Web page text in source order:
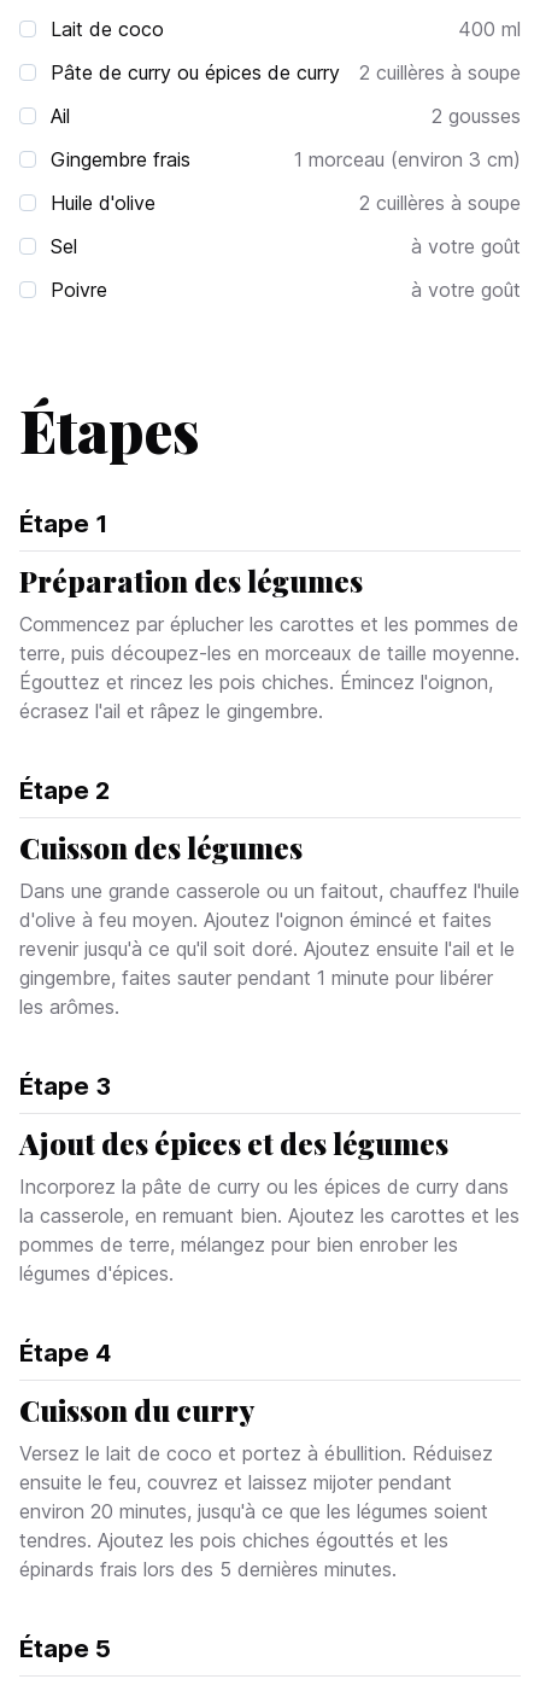
Lait de coco
400 ml
Pâte de curry ou épices de curry
2 cuillères à soupe
Ail
2 gousses
Gingembre frais
1 morceau (environ 3 cm)
Huile d'olive
2 cuillères à soupe
Sel
à votre goût
Poivre
à votre goût
Étapes
Étape 1
Préparation des légumes
Commencez par éplucher les carottes et les pommes de
terre, puis découpez-les en morceaux de taille moyenne.
Égouttez et rincez les pois chiches. Émincez l'oignon,
écrasez l'ail et râpez le gingembre.
Étape 2
Cuisson des légumes
Dans une grande casserole ou un faitout, chauffez l'huile
d'olive à feu moyen. Ajoutez l'oignon émincé et faites
revenir jusqu'à ce qu'il soit doré. Ajoutez ensuite l'ail et le
gingembre, faites sauter pendant 1 minute pour libérer
les arômes.
Étape 3
Ajout des épices et des légumes
Incorporez la pâte de curry ou les épices de curry dans
la casserole, en remuant bien. Ajoutez les carottes et les
pommes de terre, mélangez pour bien enrober les
légumes d'épices.
Étape 4
Cuisson du curry
Versez le lait de coco et portez à ébullition. Réduisez
ensuite le feu, couvrez et laissez mijoter pendant
environ 20 minutes, jusqu'à ce que les légumes soient
tendres. Ajoutez les pois chiches égouttés et les
épinards frais lors des 5 dernières minutes.
Étape 5